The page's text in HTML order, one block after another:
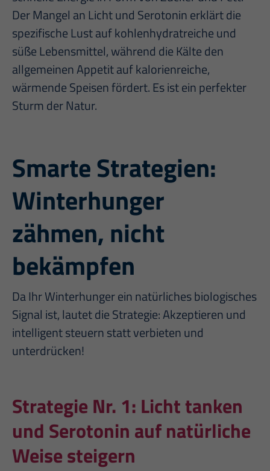
Der Mangel an Licht und Serotonin erklärt die
spezifische Lust auf kohlenhydratreiche und
süße Lebensmittel, während die Kälte den
allgemeinen Appetit auf kalorienreiche,
wärmende Speisen fördert. Es ist ein perfekter
Sturm der Natur.
Smarte Strategien:
Winterhunger
zähmen, nicht
bekämpfen
Da Ihr Winterhunger ein natürliches biologisches
Signal ist, lautet die Strategie: Akzeptieren und
intelligent steuern statt verbieten und
unterdrücken!
Strategie Nr. 1: Licht tanken
und Serotonin auf natürliche
Weise steigern